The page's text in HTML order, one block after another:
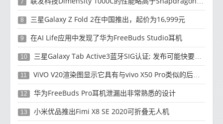
8 三星Galaxy Z Fold 2在中国推出，起价为16,999元
9 在AI Life应用中发现了华为FreeBuds Studio耳机
10 三星Galaxy Tab Active3蓝牙SIG认证; 发布可能快要结束了
11 ViVO V20渲染图显示它具有与vivo X50 Pro类似的后部设计
12 华为FreeBuds Pro耳机泄漏出非常熟悉的设计
13 小米优品推出Fimi X8 SE 2020可折叠无人机